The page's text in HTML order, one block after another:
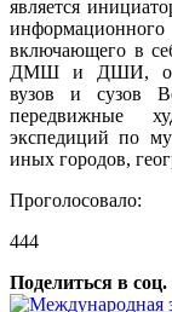
является
включающего в
ДМШ и ДШИ,
вузов и сузов
передвижные
экспедиций по
иных городов,
Проголосовало:
444
Поделиться в соц.